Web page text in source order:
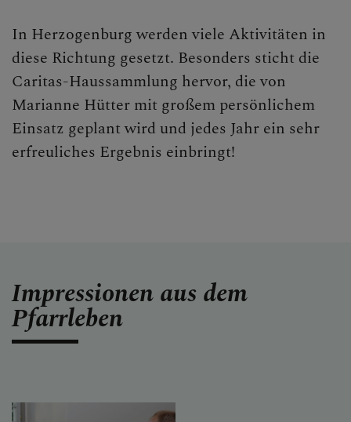
In Herzogenburg werden viele Aktivitäten in
diese Richtung gesetzt. Besonders sticht die
Caritas-Haussammlung hervor, die von
Marianne Hütter mit großem persönlichem
Einsatz geplant wird und jedes Jahr ein sehr
erfreuliches Ergebnis einbringt!
Impressionen aus dem
Pfarrleben